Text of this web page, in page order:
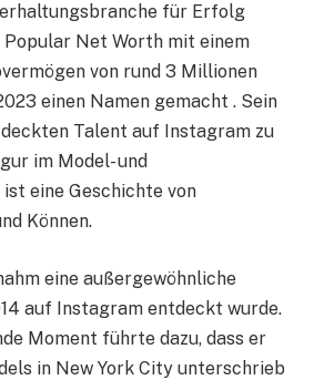
für Erfolg
Net Worth mit einem
von rund 3 Millionen
einen Namen gemacht . Sein
Talent auf Instagram zu
im Model- und
eine Geschichte von
Können.
eine außergewöhnliche
auf Instagram entdeckt wurde.
Moment führte dazu, dass er
in New York City unterschrieb